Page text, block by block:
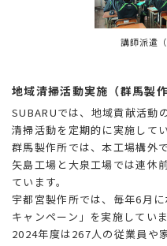
講師派遣
地域清掃活動実施（群馬製
SUBARUでは、地域貢献活動
清掃活動を定期的に実施してい
群馬製作所では、本工場構外
矢島工場と大泉工場では連休
ています。
宇都宮製作所では、毎年6月
キャンペーン」を実施していま
2024年度は267人の従業員や